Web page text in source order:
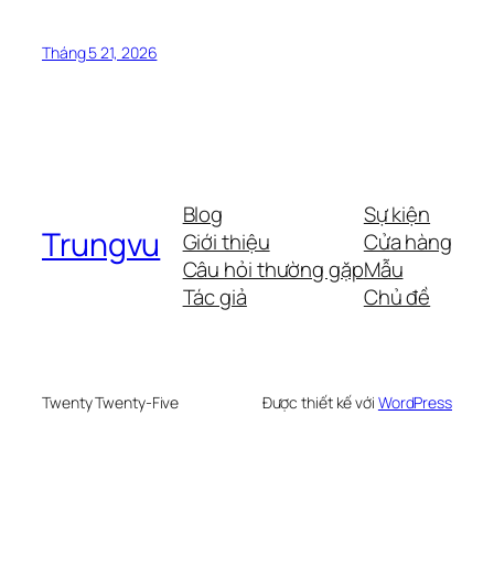
Tháng 5 21, 2026
Trungvu
Blog
Giới thiệu
Câu hỏi thường gặp
Tác giả
Sự kiện
Cửa hàng
Mẫu
Chủ đề
Twenty Twenty-Five Được thiết kế với WordPress